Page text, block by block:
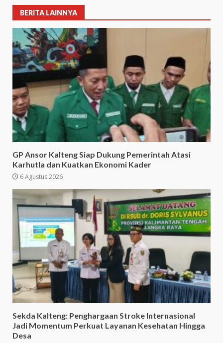
BERITA LAINNYA
GP Ansor Kalteng Siap Dukung Pemerintah Atasi
Karhutla dan Kuatkan Ekonomi Kader
6 Agustus 2026
Sekda Kalteng: Penghargaan Stroke Internasional
Jadi Momentum Perkuat Layanan Kesehatan Hingga
Desa